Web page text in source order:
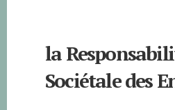
la
Sociétale des